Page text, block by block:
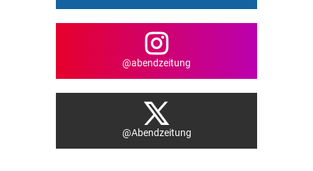
@abendzeitung
@Abendzeitung